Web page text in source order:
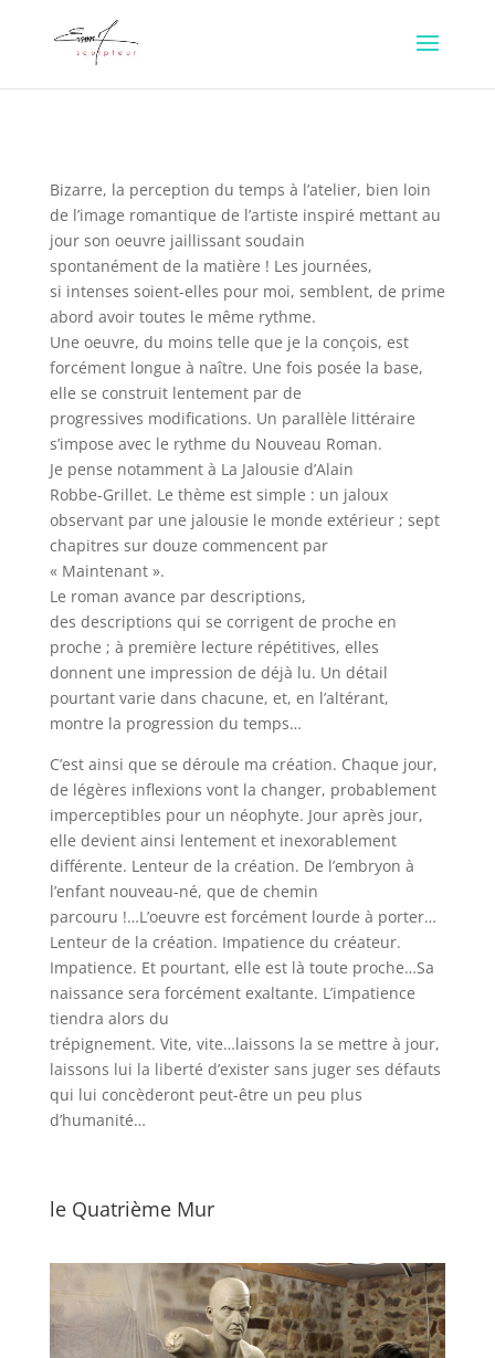
Bizarre, la perception du temps à l’atelier, bien loin
de l’image romantique de l’artiste inspiré mettant au
jour son oeuvre jaillissant soudain
spontanément de la matière ! Les journées,
si intenses soient-elles pour moi, semblent, de prime
abord avoir toutes le même rythme.
Une oeuvre, du moins telle que je la conçois, est
forcément longue à naître. Une fois posée la base,
elle se construit lentement par de
progressives modifications. Un parallèle littéraire
s’impose avec le rythme du Nouveau Roman.
Je pense notamment à La Jalousie d’Alain
Robbe-Grillet. Le thème est simple : un jaloux
observant par une jalousie le monde extérieur ; sept
chapitres sur douze commencent par
« Maintenant ».
Le roman avance par descriptions,
des descriptions qui se corrigent de proche en
proche ; à première lecture répétitives, elles
donnent une impression de déjà lu. Un détail
pourtant varie dans chacune, et, en l’altérant,
montre la progression du temps…
C’est ainsi que se déroule ma création. Chaque jour,
de légères inflexions vont la changer, probablement
imperceptibles pour un néophyte. Jour après jour,
elle devient ainsi lentement et inexorablement
différente. Lenteur de la création. De l’embryon à
l’enfant nouveau-né, que de chemin
parcouru !…L’oeuvre est forcément lourde à porter…
Lenteur de la création. Impatience du créateur.
Impatience. Et pourtant, elle est là toute proche…Sa
naissance sera forcément exaltante. L’impatience
tiendra alors du
trépignement. Vite, vite…laissons la se mettre à jour,
laissons lui la liberté d’exister sans juger ses défauts
qui lui concèderont peut-être un peu plus
d’humanité…
le Quatrième Mur